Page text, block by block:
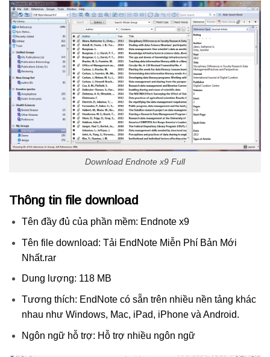
Download Endnote x9 Full
Thông tin file download
Tên đầy đủ của phần mềm: Endnote x9
Tên file download: Tải EndNote Miễn Phí Bản Mới
Nhất.rar
Dung lượng: 118 MB
Tương thích: EndNote có sẵn trên nhiều nền tảng khác
nhau như Windows, Mac, iPad, iPhone và Android.
Ngôn ngữ hỗ trợ: Hỗ trợ nhiều ngôn ngữ